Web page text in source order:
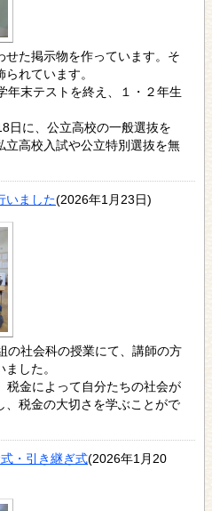
せた掲示物を作っています。そ
れています。
年末テストを終え、１・２年生
日に、公立高校の一般選抜を
立高校入試や公立特別選抜を無
いました(2026年1月23日)
の社会科の授業にて、講師の方
した。
税金によって自分たちの社会が
、税金の大切さを学ぶことがで
・引き継ぎ式(2026年1月20